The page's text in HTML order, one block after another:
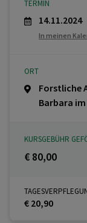
TERMIN
14.11.2024
In meinen
ORT
Forstliche
Barbara
KURSGEBÜHR
€ 80,00
€ 20,90